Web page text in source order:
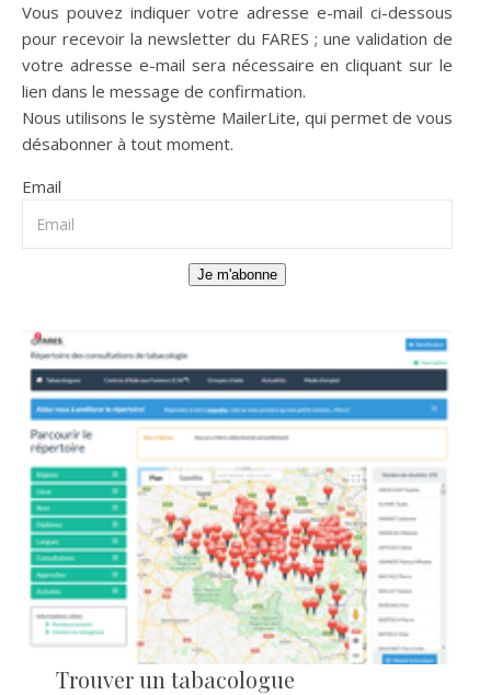
Vous pouvez indiquer votre adresse e-mail ci-dessous
pour recevoir la newsletter du FARES ; une validation de
votre adresse e-mail sera nécessaire en cliquant sur le
lien dans le message de confirmation.
Nous utilisons le système MailerLite, qui permet de vous
désabonner à tout moment.
Email
Je m'abonne
Trouver un tabacologue